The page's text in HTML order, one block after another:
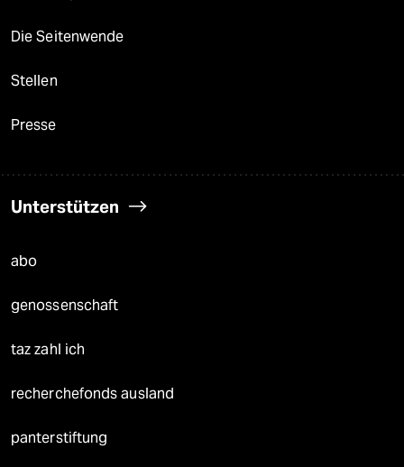
Die Seitenwende
Stellen
Presse
Unterstützen
abo
genossenschaft
taz zahl ich
recherchefonds ausland
panterstiftung